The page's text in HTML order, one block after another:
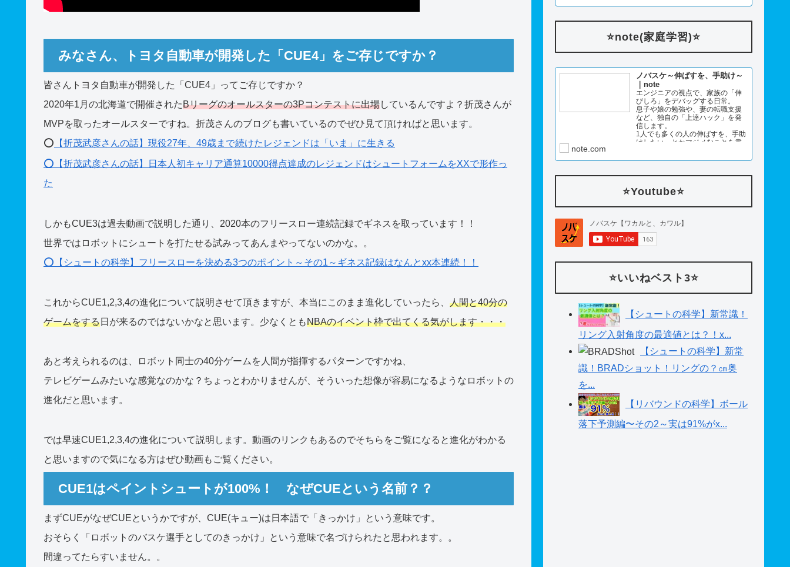
みなさん、トヨタ自動車が開発した「CUE4」をご存じですか？
皆さんトヨタ自動車が開発した「CUE4」ってご存じですか？
2020年1月の北海道で開催されたBリーグのオールスターの3Pコンテストに出場しているんですよ？折茂さんが
MVPを取ったオールスターですね。折茂さんのブログも書いているのでぜひ見て頂ければと思います。
⭕️ 【折茂武彦さんの話】現役27年、49歳まで続けたレジェンドは「いま」に生きる
⭕️【折茂武彦さんの話】日本人初キャリア通算10000得点達成のレジェンドはシュートフォームをXXで形作っ
た
しかもCUE3は過去動画で説明した通り、2020本のフリースロー連続記録でギネスを取っています！！
世界ではロボットにシュートを打たせる試みってあんまやってないのかな。。
⭕️【シュートの科学】フリースローを決める3つのポイント～その1～ギネス記録はなんとxx本連続！！
これからCUE1,2,3,4の進化について説明させて頂きますが、本当にこのまま進化していったら、 人間と40分の
ゲームをする日が来るのではないかなと思います。少なくともNBAのイベント枠で出てくる気がします・・・
あと考えられるのは、ロボット同士の40分ゲームを人間が指揮するパターンですかね、
テレビゲームみたいな感覚なのかな？ちょっとわかりませんが、そういった想像が容易になるようなロボットの
進化だと思います。
では早速CUE1,2,3,4の進化について説明します。動画のリンクもあるのでそちらをご覧になると進化がわかる
と思いますので気になる方はぜひ動画もご覧ください。
CUE1はペイントシュートが100%！ なぜCUEという名前？？
まずCUEがなぜCUEというかですが、CUE(キュー)は日本語で「きっかけ」という意味です。
おそらく「ロボットのバスケ選手としてのきっかけ」という意味で名づけられたと思われます。。
間違ってたらすいません。。
ィが生ま…
⭐️note(家庭学習)⭐️
ノバスケ～伸ばすを、手助け～
｜note
エンジニアの視点で、家族の「伸
びしろ」をデバッグする日常。
息子や娘の勉強や、妻の転職支援
など、独自の「上達ハック」を発
信します。
1人でも多くの人の伸ばすを、手助
けしたい。とかマジメなことを書
note.com
⭐️Youtube⭐️
⭐️いいねベスト3⭐️
【シュートの科学】新常識！
リング入射角度の最適値とは？！x...
【シュートの科学】新常
識！BRADショット！リングの？㎝奥
を...
【リバウンドの科学】ボール
落下予測編〜その2～実は91%がx...